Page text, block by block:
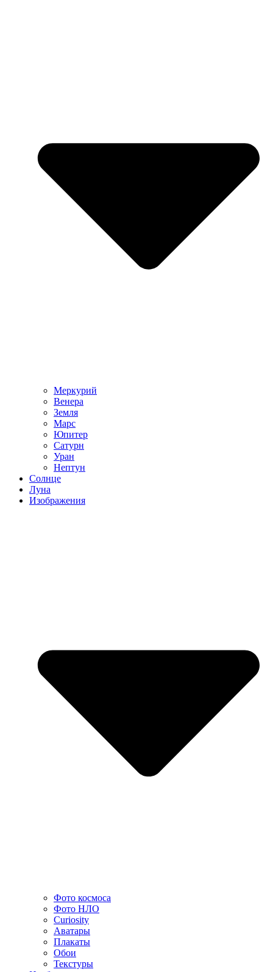
Меркурий
Венера
Земля
Марс
Юпитер
Сатурн
Уран
Нептун
Солнце
Луна
Изображения
Фото космоса
Фото НЛО
Curiosity
Аватары
Плакаты
Обои
Текстуры